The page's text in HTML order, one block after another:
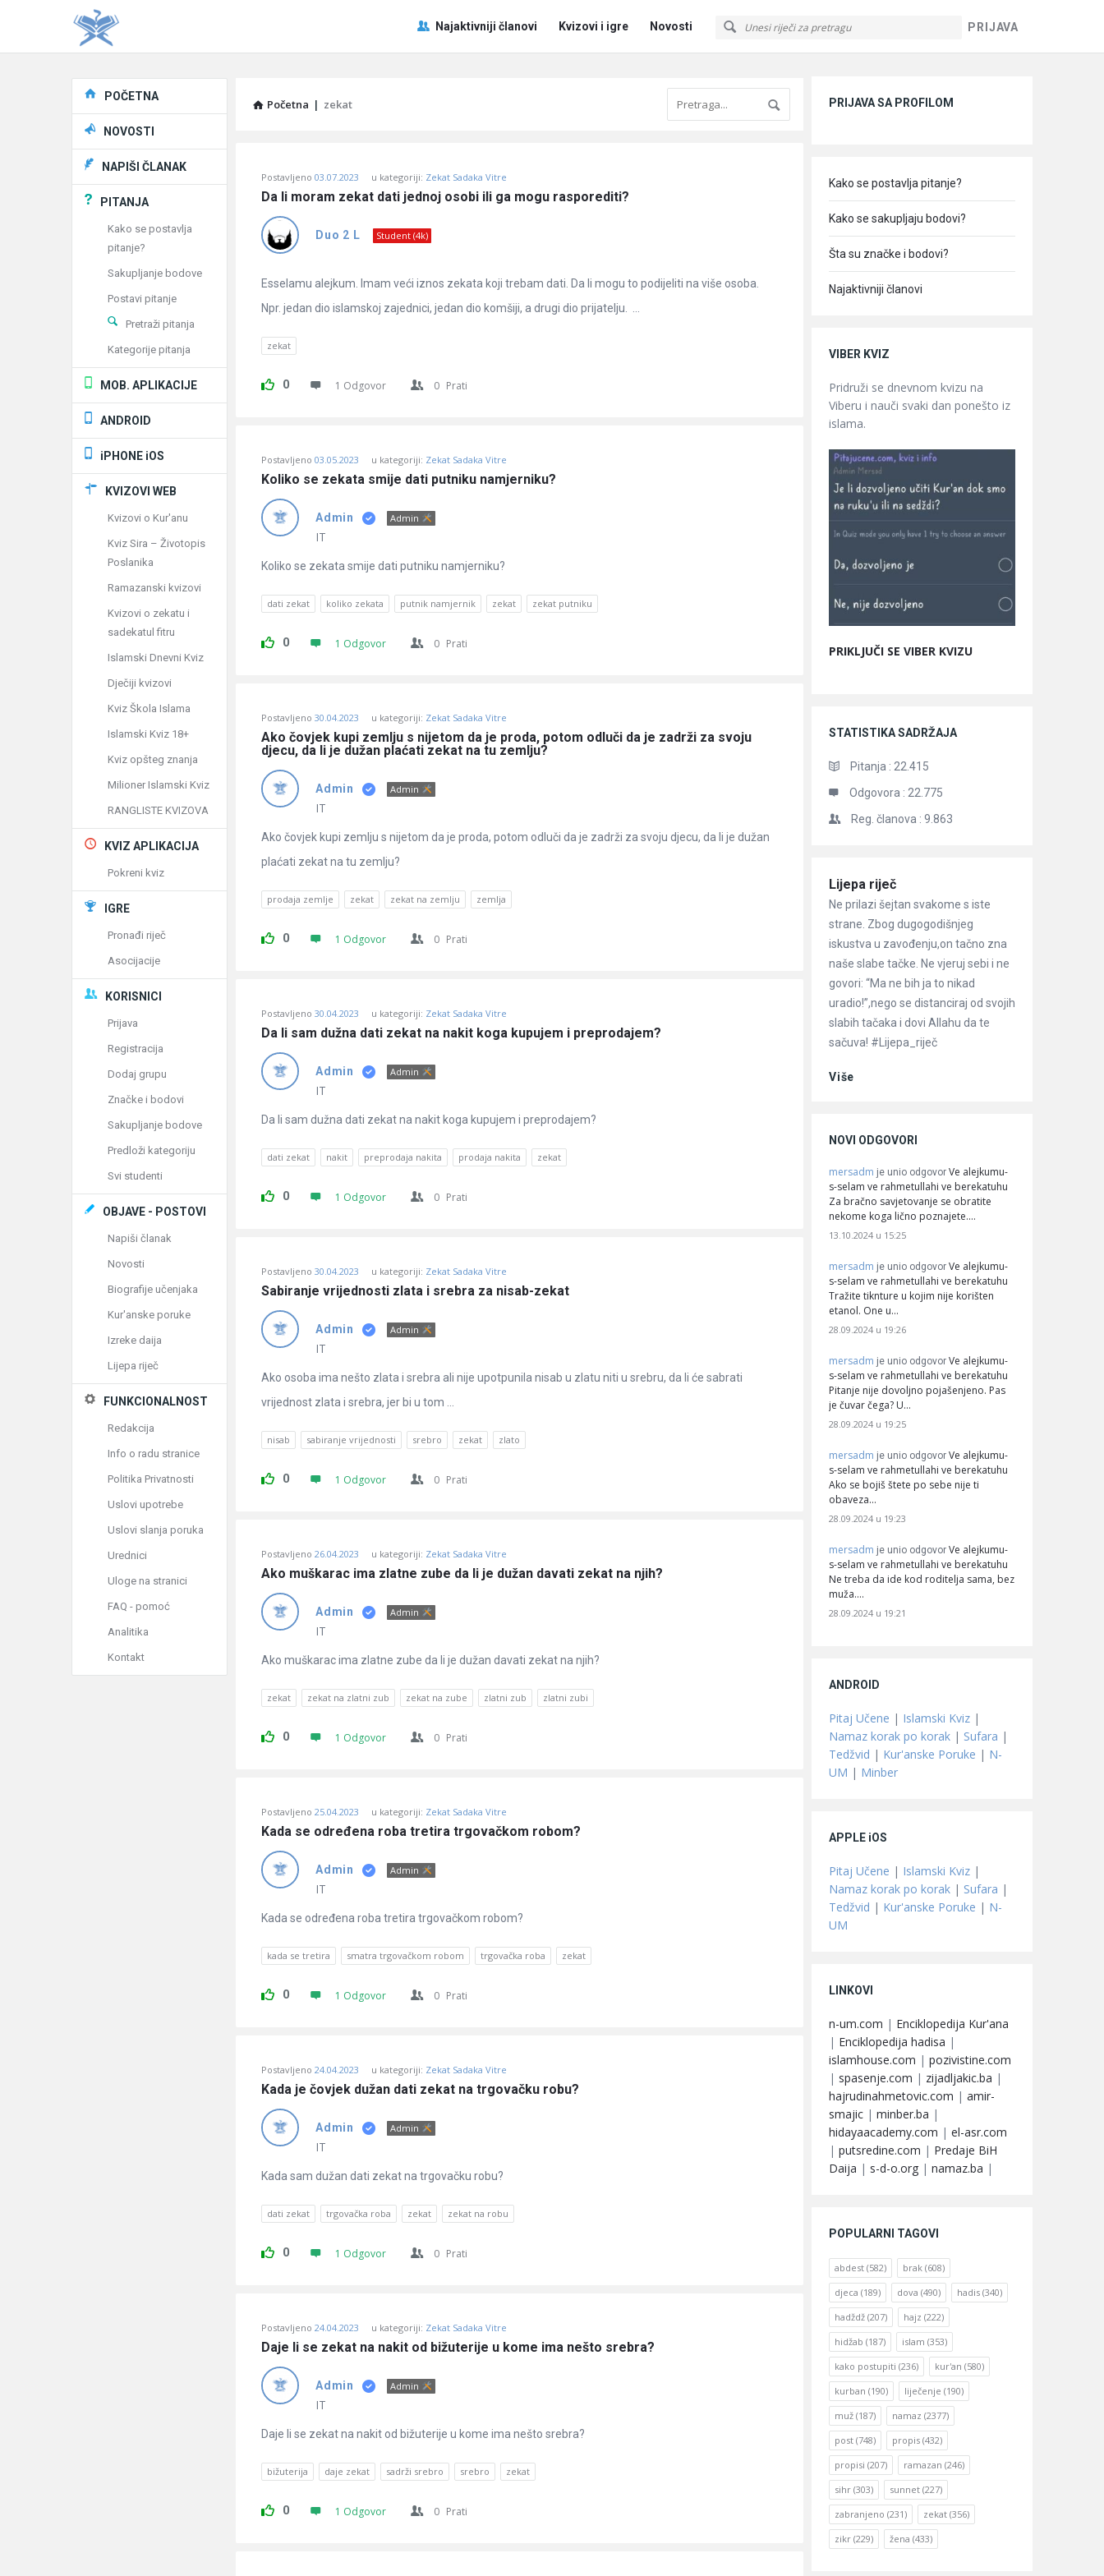
PRIJAVA
Pitaj
Učene
Najaktivniji članovi Kvizovi i igre Novosti
Početna | zekat
Učene
Latest
Pitanja
Postavljeno 03.07.2023 u kategoriji: Zekat Sadaka Vitre
Da li moram zekat dati jednoj osobi ili ga mogu rasporediti?
Duo 2 L Student (4k)
Esselamu alejkum. Imam veći iznos zekata koji trebam dati. Da li mogu to podijeliti na više osoba.
Npr. jedan dio islamskoj zajednici, jedan dio komšiji, a drugi dio prijatelju. ...
zekat
0 1 Odgovor 0 Prati
Postavljeno 03.05.2023 u kategoriji: Zekat Sadaka Vitre
Koliko se zekata smije dati putniku namjerniku?
Admin Admin
IT
Koliko se zekata smije dati putniku namjerniku?
dati zekat koliko zekata putnik namjernik zekat zekat putniku
0 1 Odgovor 0 Prati
Postavljeno 30.04.2023 u kategoriji: Zekat Sadaka Vitre
Ako čovjek kupi zemlju s nijetom da je proda, potom odluči da je zadrži za svoju
djecu, da li je dužan plaćati zekat na tu zemlju?
Admin Admin
IT
Ako čovjek kupi zemlju s nijetom da je proda, potom odluči da je zadrži za svoju djecu, da li je dužan
plaćati zekat na tu zemlju?
prodaja zemlje zekat zekat na zemlju zemlja
0 1 Odgovor 0 Prati
Postavljeno 30.04.2023 u kategoriji: Zekat Sadaka Vitre
Da li sam dužna dati zekat na nakit koga kupujem i preprodajem?
Admin Admin
IT
Da li sam dužna dati zekat na nakit koga kupujem i preprodajem?
dati zekat nakit preprodaja nakita prodaja nakita zekat
0 1 Odgovor 0 Prati
Postavljeno 30.04.2023 u kategoriji: Zekat Sadaka Vitre
Sabiranje vrijednosti zlata i srebra za nisab-zekat
Admin Admin
IT
Ako osoba ima nešto zlata i srebra ali nije upotpunila nisab u zlatu niti u srebru, da li će sabrati
vrijednost zlata i srebra, jer bi u tom ...
nisab sabiranje vrijednosti srebro zekat zlato
0 1 Odgovor 0 Prati
Postavljeno 26.04.2023 u kategoriji: Zekat Sadaka Vitre
Ako muškarac ima zlatne zube da li je dužan davati zekat na njih?
Admin Admin
IT
Ako muškarac ima zlatne zube da li je dužan davati zekat na njih?
zekat zekat na zlatni zub zekat na zube zlatni zub zlatni zubi
0 1 Odgovor 0 Prati
Postavljeno 25.04.2023 u kategoriji: Zekat Sadaka Vitre
Kada se određena roba tretira trgovačkom robom?
Admin Admin
IT
Kada se određena roba tretira trgovačkom robom?
kada se tretira smatra trgovačkom robom trgovačka roba zekat
0 1 Odgovor 0 Prati
Postavljeno 24.04.2023 u kategoriji: Zekat Sadaka Vitre
Kada je čovjek dužan dati zekat na trgovačku robu?
Admin Admin
IT
Kada sam dužan dati zekat na trgovačku robu?
dati zekat trgovačka roba zekat zekat na robu
0 1 Odgovor 0 Prati
Postavljeno 24.04.2023 u kategoriji: Zekat Sadaka Vitre
Daje li se zekat na nakit od bižuterije u kome ima nešto srebra?
Admin Admin
IT
Daje li se zekat na nakit od bižuterije u kome ima nešto srebra?
bižuterija daje zekat sadrži srebro srebro zekat
0 1 Odgovor 0 Prati
PRIJAVA SA PROFILOM
Kako se postavlja pitanje?
Kako se sakupljaju bodovi?
Šta su značke i bodovi?
Najaktivniji članovi
VIBER KVIZ
Pridruži se dnevnom kvizu na
Viberu i nauči svaki dan ponešto iz
islama.
PRIKLJUČI SE VIBER KVIZU
STATISTIKA SADRŽAJA
Pitanja : 22.415
Odgovora : 22.775
Reg. članova : 9.863
Članci
Lijepa riječ
Ne prilazi šejtan svakome s iste
strane. Zbog dugogodišnjeg
iskustva u zavođenju,on tačno zna
naše slabe tačke. Ne vjeruj sebi i ne
govori: “Ma ne bih ja to nikad
uradio!”,nego se distanciraj od svojih
slabih tačaka i dovi Allahu da te
sačuva! #Lijepa_riječ
Više
NOVI ODGOVORI
mersadm je unio odgovor Ve alejkumu-
s-selam ve rahmetullahi ve berekatuhu
Za bračno savjetovanje se obratite
nekome koga lično poznajete.…
13.10.2024 u 15:25
mersadm je unio odgovor Ve alejkumu-
s-selam ve rahmetullahi ve berekatuhu
Tražite tiknture u kojim nije korišten
etanol. One u…
28.09.2024 u 19:26
mersadm je unio odgovor Ve alejkumu-
s-selam ve rahmetullahi ve berekatuhu
Pitanje nije dovoljno pojašenjeno. Pas
je čuvar čega? U…
28.09.2024 u 19:25
mersadm je unio odgovor Ve alejkumu-
s-selam ve rahmetullahi ve berekatuhu
Ako se bojiš štete po sebe nije ti
obaveza…
28.09.2024 u 19:23
mersadm je unio odgovor Ve alejkumu-
s-selam ve rahmetullahi ve berekatuhu
Ne treba da ide kod roditelja sama, bez
muža.…
28.09.2024 u 19:21
ANDROID
Pitaj Učene | Islamski Kviz |
Namaz korak po korak | Sufara |
Tedžvid | Kur'anske Poruke | N-
UM | Minber
APPLE iOS
Pitaj Učene | Islamski Kviz |
Namaz korak po korak | Sufara |
Tedžvid | Kur'anske Poruke | N-
UM
LINKOVI
n-um.com | Enciklopedija Kur'ana
| Enciklopedija hadisa |
islamhouse.com | pozivistine.com
| spasenje.com | zijadljakic.ba |
hajrudinahmetovic.com | amir-
smajic | minber.ba |
hidayaacademy.com | el-asr.com
| putsredine.com | Predaje BiH
Daija | s-d-o.org | namaz.ba |
POPULARNI TAGOVI
abdest (582) brak (608)
djeca (189) dova (490) hadis (340)
hadždž (207) hajz (222)
hidžab (187) islam (353)
kako postupiti (236) kur'an (580)
kurban (190) liječenje (190)
muž (187) namaz (2377)
post (748) propis (432)
propisi (207) ramazan (246)
sihr (303) sunnet (227)
zabranjeno (231) zekat (356)
zikr (229) žena (433)
Explore
POČETNA
NOVOSTI
NAPIŠI ČLANAK
PITANJA
Kako se postavlja
pitanje?
Sakupljanje bodove
Postavi pitanje
Pretraži pitanja
Kategorije pitanja
MOB. APLIKACIJE
ANDROID
iPHONE iOS
KVIZOVI WEB
Kvizovi o Kur'anu
Kviz Sira – Životopis
Poslanika
Ramazanski kvizovi
Kvizovi o zekatu i
sadekatul fitru
Islamski Dnevni Kviz
Dječiji kvizovi
Kviz Škola Islama
Islamski Kviz 18+
Kviz opšteg znanja
Milioner Islamski Kviz
RANGLISTE KVIZOVA
KVIZ APLIKACIJA
Pokreni kviz
IGRE
Pronađi riječ
Asocijacije
KORISNICI
Prijava
Registracija
Dodaj grupu
Značke i bodovi
Sakupljanje bodove
Predloži kategoriju
Svi studenti
OBJAVE - POSTOVI
Napiši članak
Novosti
Biografije učenjaka
Kur'anske poruke
Izreke daija
Lijepa riječ
FUNKCIONALNOST
Redakcija
Info o radu stranice
Politika Privatnosti
Uslovi upotrebe
Uslovi slanja poruka
Urednici
Uloge na stranici
FAQ - pomoć
Analitika
Kontakt